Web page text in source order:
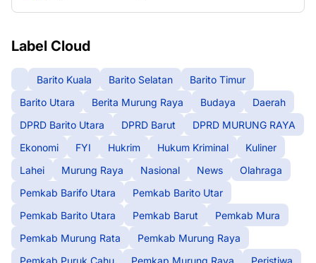
Label Cloud
Barito Kuala Barito Selatan
Barito Timur
Barito Utara
Berita Murung Raya Budaya
Daerah
DPRD Barito Utara
DPRD Barut
DPRD MURUNG RAYA
Ekonomi
FYI Hukrim Hukum Kriminal
Kuliner
Lahei
Murung Raya Nasional News
Olahraga
Pemkab Barifo Utara
Pemkab Barito Utar
Pemkab Barito Utara
Pemkab Barut
Pemkab Mura
Pemkab Murung Rata
Pemkab Murung Raya
Pemkab Puruk Cahu
Pemkap Murung Raya
Peristiwa